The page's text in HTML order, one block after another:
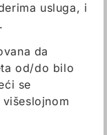
usluga, i
da
od/do bilo
se